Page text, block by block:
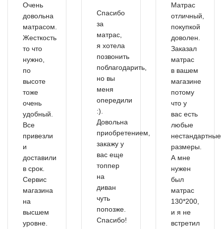
Очень
довольна
матрасом.
Жесткость
то что
нужно,
по
высоте
тоже
очень
удобный.
Все
привезли
и
доставили
в срок.
Сервис
магазина
на
высшем
уровне.
Спасибо
за
матрас,
я хотела
позвонить
поблагодарить,
но вы
меня
опередили
:).
Довольна
приобретением,
закажу у
вас еще
топпер
на
диван
чуть
попозже.
Спасибо!
Матрас
отличный,
покупкой
доволен.
Заказал
матрас
в вашем
магазине
потому
что у
вас есть
любые
нестандартные
размеры.
А мне
нужен
был
матрас
130*200,
и я не
встретил